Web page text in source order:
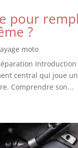
pour
?
moto
central qui joue
Comprendre son...